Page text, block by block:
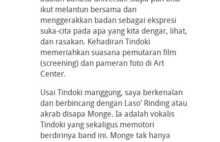
ikut melantun bersama dan
menggerakkan badan sebagai ekspresi
suka-cita pada apa yang kita dengar, lihat,
dan rasakan. Kehadiran Tindoki
memeriahkan suasana pemutaran film
(screening) dan pameran foto di Art
Center.
Usai Tindoki manggung, saya berkenalan
dan berbincang dengan Laso’ Rinding atau
akrab disapa Monge. Ia adalah vokalis
Tindoki yang sekaligus memotori
berdirinya band ini. Monge tak hanya